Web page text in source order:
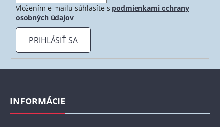
v
Vložením e-mailu súhlasíte s podmienkami ochrany
osobných údajov
PRIHLÁSIŤ SA
Z
INFORMÁCIE